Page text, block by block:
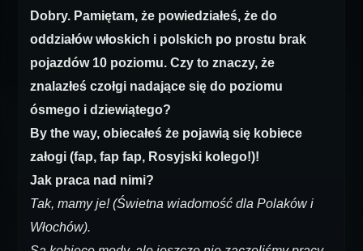
Dobry. Pamiętam, że powiedziałeś, że do
oddziałów włoskich i polskich po prostu brak
pojazdów 10 poziomu. Czy to znaczy, że
znalazłeś czołgi nadające się do poziomu
ósmego i dziewiątego?
By the way, obiecałeś że pojawią się kobiece
załogi (fap, fap fap, Rosyjski kolego!)!
Jak praca nad nimi?
Tak, mamy je! (Świetna wiadomość dla Polaków i
Włochów).